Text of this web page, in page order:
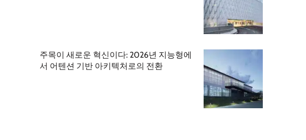
주목이 새로운 혁신이다: 2026년 지능형에
서 어텐션 기반 아키텍처로의 전환